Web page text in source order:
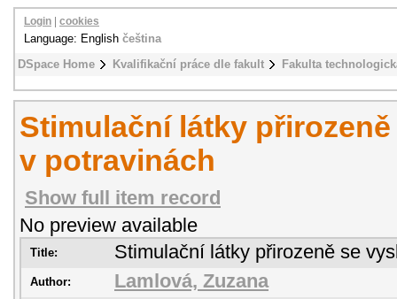
DSpace Home Kvalifikační práce dle fakult Fakulta
Login cookies
Language: English čeština
Stimulační látky
v potravinách
Show full item record
No preview available
Title: Stimulační látky přirozeně se
Author: Lamlová, Zuzana